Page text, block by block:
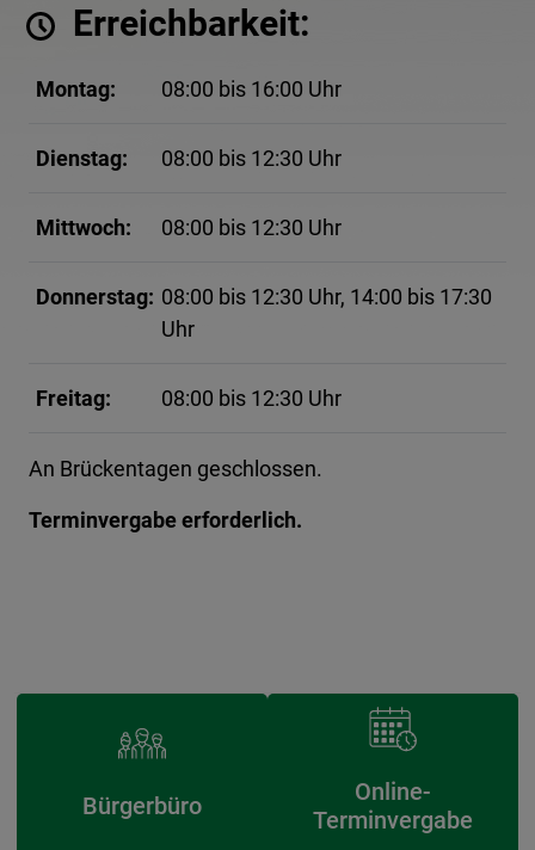
Erreichbarkeit:
Montag: 08:00 bis 16:00 Uhr
Dienstag: 08:00 bis 12:30 Uhr
Mittwoch: 08:00 bis 12:30 Uhr
Donnerstag: 08:00 bis 12:30 Uhr, 14:00 bis 17:30
Uhr
Freitag: 08:00 bis 12:30 Uhr
An Brückentagen geschlossen.
Terminvergabe erforderlich.
Bürgerbüro
Online-
Terminvergabe